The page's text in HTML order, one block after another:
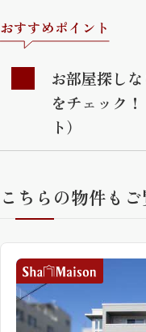
おすすめポイント
お部屋探し
をチェック
ト）
こちらの物件も